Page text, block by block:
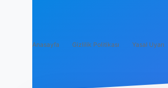
Anasayfa Gizlilik Politikası Yasal Uyarı